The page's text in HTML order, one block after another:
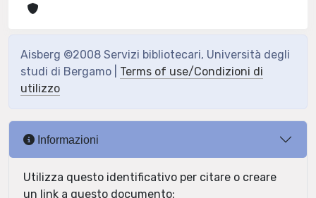
Aisberg ©2008 Servizi bibliotecari, Università degli
studi di Bergamo | Terms of use/Condizioni di
utilizzo
Informazioni
Utilizza questo identificativo per citare o creare
un link a questo documento: